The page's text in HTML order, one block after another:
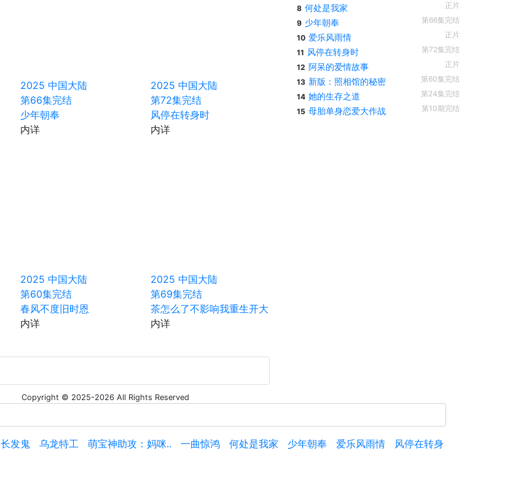
2025 中国大陆
第66集完结
少年朝奉
内详
2025 中国大陆
第72集完结
风停在转身时
内详
2025 中国大陆
第60集完结
春风不度旧时恩
内详
2025 中国大陆
第69集完结
茶怎么了不影响我重生开大
内详
8 何处是我家
正片
9 少年朝奉
第66集完结
10 爱乐风雨情
正片
11 风停在转身时
第72集完结
12 阿呆的爱情故事
正片
13 新版：照相馆的秘密
第60集完结
14 她的生存之道
第24集完结
15 母胎单身恋爱大作战 第10期完结
Copyright © 2025-2026 All Rights Reserved
长发鬼 乌龙特工 萌宝神助攻：妈咪.. 一曲惊鸿 何处是我家 少年朝奉 爱乐风雨情
风停在转身